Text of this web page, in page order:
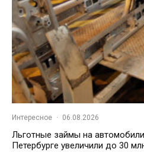
Интересное · 06.08.2026
Льготные займы на автомобили
Петербурге увеличили до 30